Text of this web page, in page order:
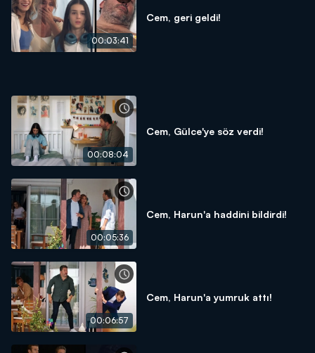
00:03:41
Cem, geri geldi!
00:08:04
Cem, Gülce'ye söz verdi!
00:05:36
Cem, Harun'a haddini bildirdi!
00:06:57
Cem, Harun'a yumruk attı!